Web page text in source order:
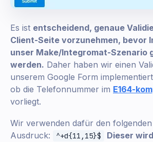
Es ist entscheidend, genaue
Client-Seite vorzunehmen, bevor
unser Make/Integromat-Szenario
werden. Daher haben wir einen
unserem Google Form
ob die Telefonnummer im E164-
vorliegt.
Wir verwenden dafür den
Ausdruck:
^+d{11,15}$
Dieser